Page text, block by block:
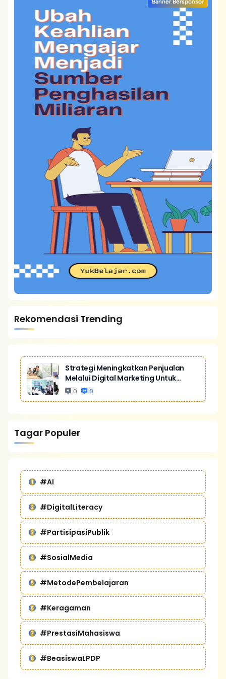
Banner Bersponsor
Rekomendasi Trending
Strategi Meningkatkan Penjualan
Melalui Digital Marketing Untuk
Bisnis Yang Lebih Kompetitif
0 0
Tagar Populer
#AI
#DigitalLiteracy
#PartisipasiPublik
#SosialMedia
#MetodePembelajaran
#Keragaman
#PrestasiMahasiswa
#BeasiswaLPDP